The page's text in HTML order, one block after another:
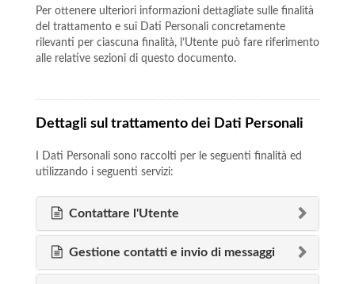
Per ottenere ulteriori informazioni dettagliate sulle finalità
del trattamento e sui Dati Personali concretamente
rilevanti per ciascuna finalità, l’Utente può fare riferimento
alle relative sezioni di questo documento.
Dettagli sul trattamento dei Dati Personali
I Dati Personali sono raccolti per le seguenti finalità ed
utilizzando i seguenti servizi:
Contattare l'Utente
Gestione contatti e invio di messaggi